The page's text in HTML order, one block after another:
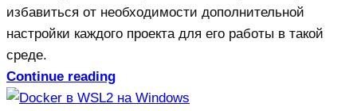
избавиться от необходимости дополнительной
настройки каждого проекта для его работы в такой
среде.
Continue reading